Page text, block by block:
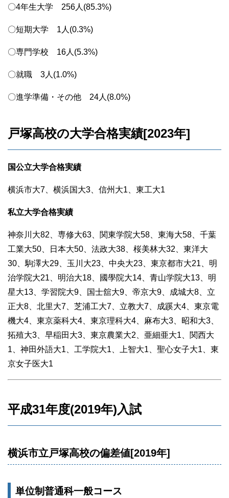
〇4年生大学 256人(85.3%)
〇短期大学 1人(0.3%)
〇専門学校 16人(5.3%)
〇就職 3人(1.0%)
〇進学準備・その他 24人(8.0%)
戸塚高校の大学合格実績[2023年]
国公立大学合格実績
横浜市大7、横浜国大3、信州大1、東工大1
私立大学合格実績
神奈川大82、専修大63、関東学院大58、東海大58、千葉
工業大50、日本大50、法政大38、桜美林大32、東洋大
30、駒澤大29、玉川大23、中央大23、東京都市大21、明
治学院大21、明治大18、國學院大14、青山学院大13、明
星大13、学習院大9、国士舘大9、帝京大9、成城大8、立
正大8、北里大7、芝浦工大7、立教大7、成蹊大4、東京電
機大4、東京薬科大4、東京理科大4、麻布大3、昭和大3、
拓殖大3、早稲田大3、東京農業大2、亜細亜大1、関西大
1、神田外語大1、工学院大1、上智大1、聖心女子大1、東
京女子医大1
平成31年度(2019年)入試
横浜市立戸塚高校の偏差値[2019年]
単位制普通科一般コース